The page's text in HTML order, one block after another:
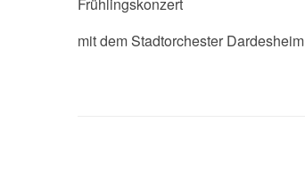
mit dem Stadtorchester Dardesheim